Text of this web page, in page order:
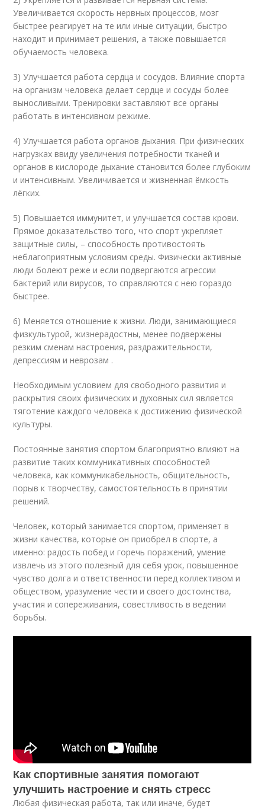
Увеличивается скорость нервных процессов, мозг
быстрее реагирует на те или иные ситуации, быстро
находит и принимает решения, а также повышается
обучаемость человека.
3) Улучшается работа сердца и сосудов. Влияние спорта
на организм человека делает сердце и сосуды более
выносливыми. Тренировки заставляют все органы
работать в интенсивном режиме.
4) Улучшается работа органов дыхания. При физических
нагрузках ввиду увеличения потребности тканей и
органов в кислороде дыхание становится более глубоким
и интенсивным. Увеличивается и жизненная ёмкость
лёгких.
5) Повышается иммунитет, и улучшается состав крови.
Прямое доказательство того, что спорт укрепляет
защитные силы, – способность противостоять
неблагоприятным условиям среды. Физически активные
люди болеют реже и если подвергаются агрессии
бактерий или вирусов, то справляются с нею гораздо
быстрее.
6) Меняется отношение к жизни. Люди, занимающиеся
физкультурой, жизнерадостны, менее подвержены
резким сменам настроения, раздражительности,
депрессиям и неврозам .
Необходимым условием для свободного развития и
раскрытия своих физических и духовных сил является
тяготение каждого человека к достижению физической
культуры.
Постоянные занятия спортом благоприятно влияют на
развитие таких коммуникативных способностей
человека, как коммуникабельность, общительность,
порыв к творчеству, самостоятельность в принятии
решений.
Человек, который занимается спортом, применяет в
жизни качества, которые он приобрел в спорте, а
именно: радость побед и горечь поражений, умение
извлечь из этого полезный для себя урок, повышенное
чувство долга и ответственности перед коллективом и
обществом, уразумение чести и своего достоинства,
участия и сопереживания, совестливость в ведении
борьбы.
Как спортивные занятия помогают
улучшить настроение и снять стресс
Любая физическая работа, так или иначе, будет